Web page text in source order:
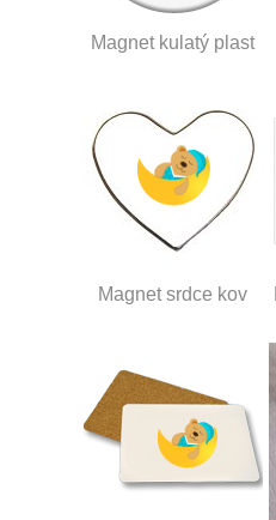
Magnet kulatý plast
Magnet srdce kov